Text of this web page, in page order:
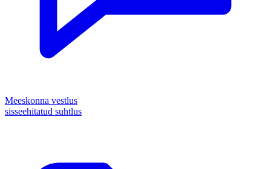
Meeskonna vestlus
sisseehitatud suhtlus